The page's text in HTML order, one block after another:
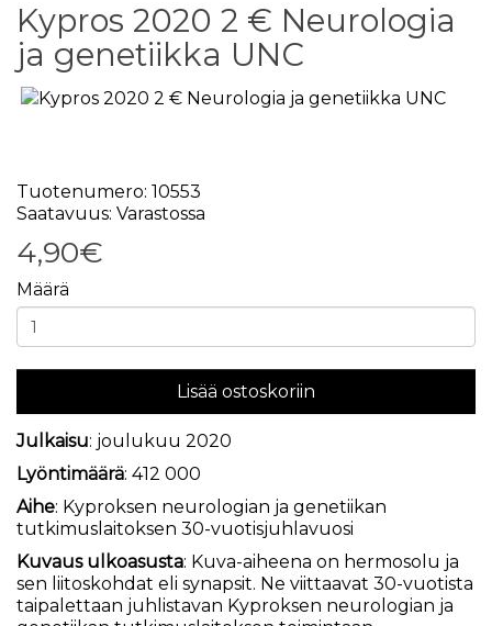
Kypros 2020 2 € Neurologia
ja genetiikka UNC
Tuotenumero: 10553
Saatavuus: Varastossa
4,90€
Määrä
Lisää ostoskoriin
Julkaisu: joulukuu 2020
Lyöntimäärä: 412 000
Aihe: Kyproksen neurologian ja genetiikan
tutkimuslaitoksen 30-vuotisjuhlavuosi
Kuvaus ulkoasusta: Kuva-aiheena on hermosolu ja
sen liitoskohdat eli synapsit. Ne viittaavat 30-vuotista
taipalettaan juhlistavan Kyproksen neurologian ja